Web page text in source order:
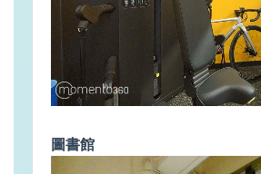
圖書館